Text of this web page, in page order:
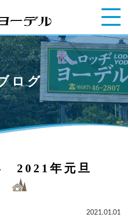
ログ
2021年元旦
2021.01.01